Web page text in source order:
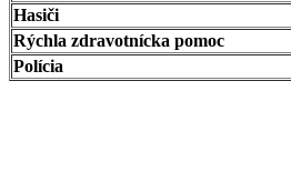
Hasiči
Rýchla zdravotnícka pomoc
Polícia